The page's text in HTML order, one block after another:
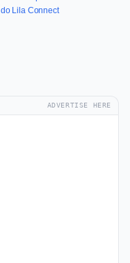
do Lila Connect
ADVERTISE HERE